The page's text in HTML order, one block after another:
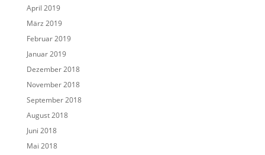
April 2019
März 2019
Februar 2019
Januar 2019
Dezember 2018
November 2018
September 2018
August 2018
Juni 2018
Mai 2018